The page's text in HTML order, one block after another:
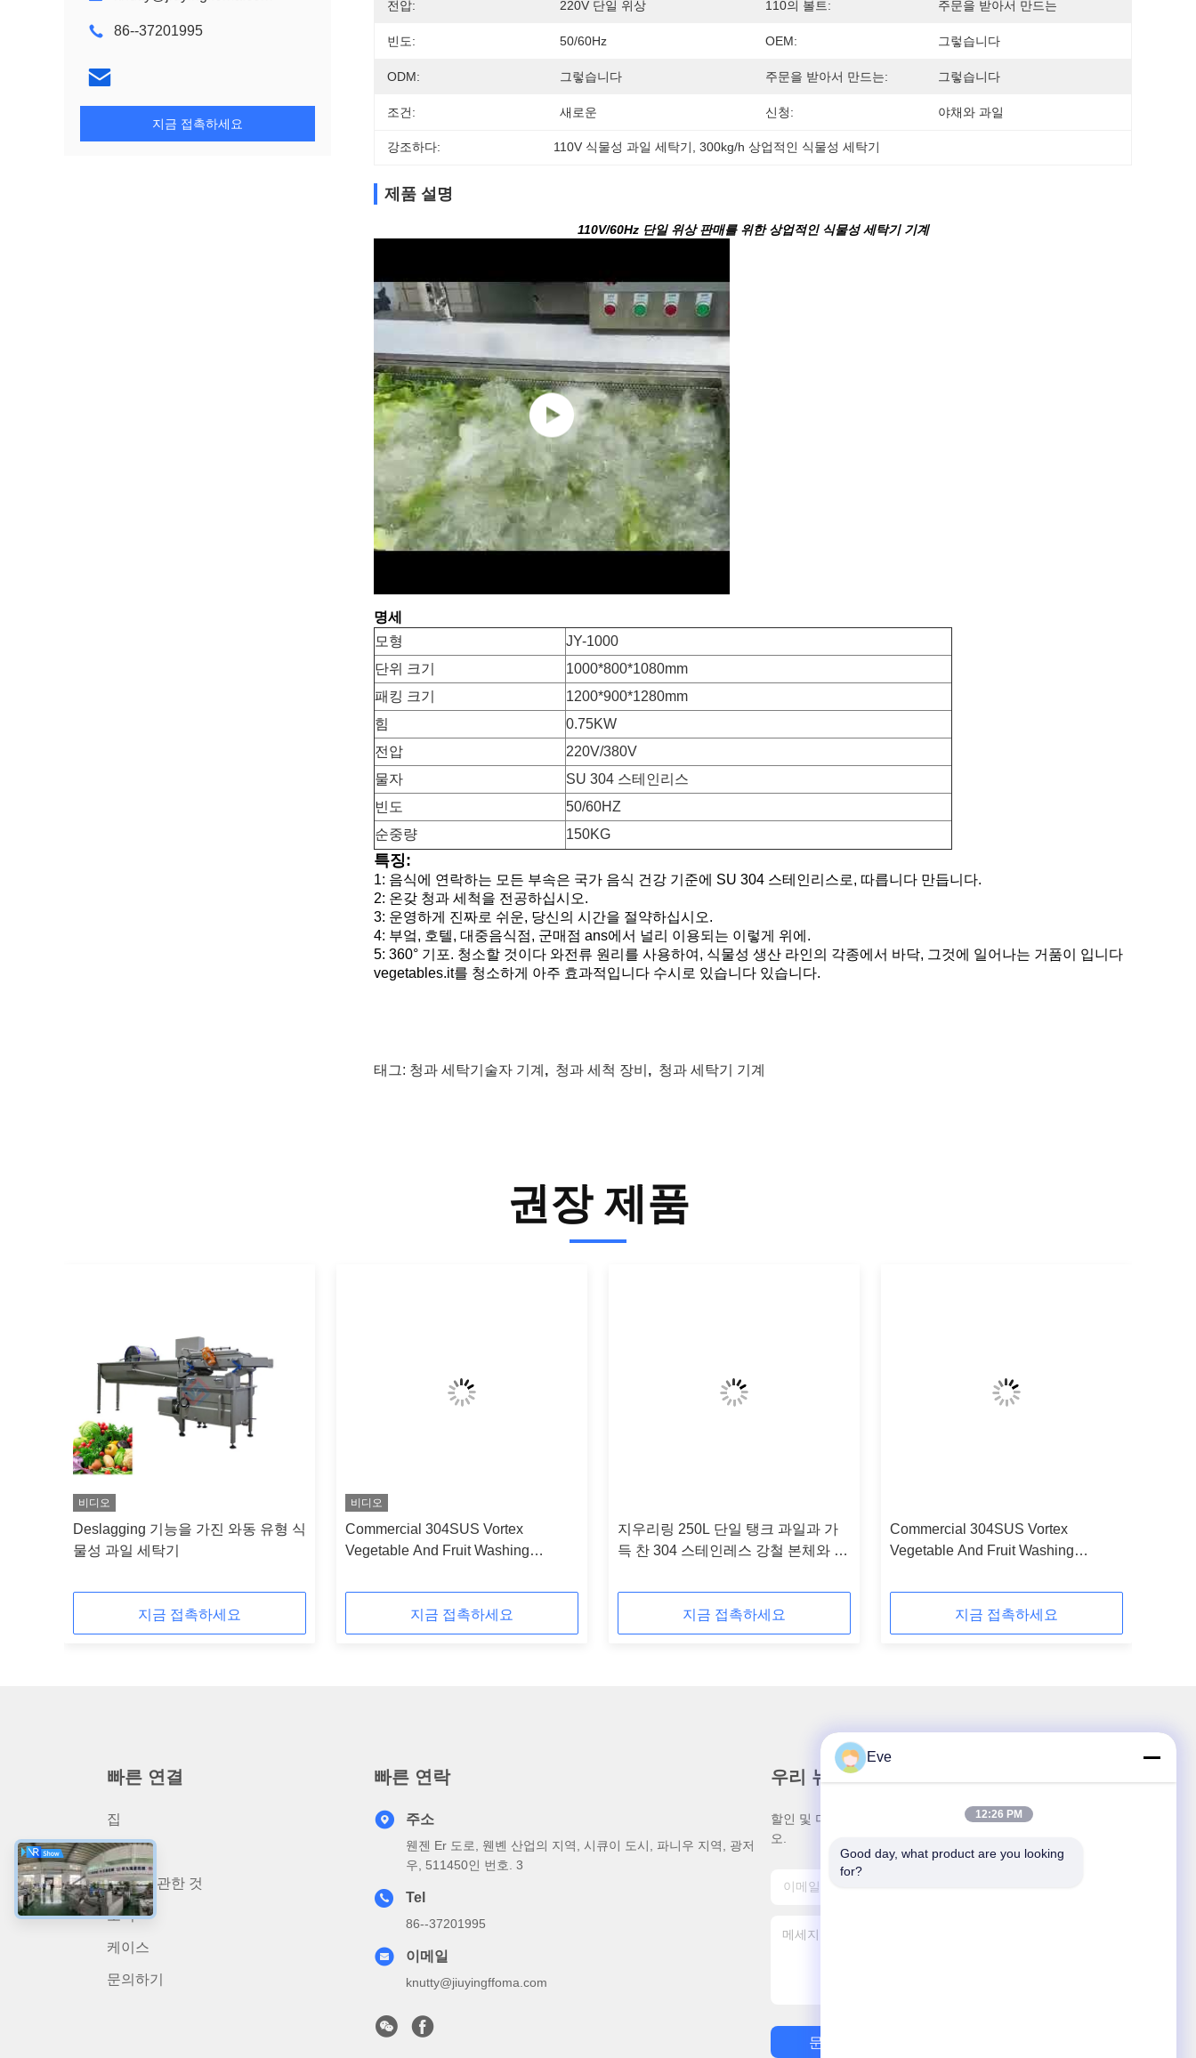
86--37201995
지금 접촉하세요
전압: 220V 단일 위상 110의 볼트: 주문을 받아서 만드는
빈도: 50/60Hz OEM: 그렇습니다
ODM: 그렇습니다 주문을 받아서 만드는: 그렇습니다
조건: 새로운 신청: 야채와 과일
강조하다: 110V 식물성 과일 세탁기 , 300kg/h 상업적인 식물성 세탁기
제품 설명
110V/60Hz 단일 위상 판매를 위한 상업적인 식물성 세탁기 기계
명세
모형
JY-1000
단위 크기
1000*800*1080mm
패킹 크기
1200*900*1280mm
힘
0.75KW
전압
220V/380V
물자
SU 304 스테인리스
빈도
50/60HZ
순중량
150KG
특징:
1: 음식에 연락하는 모든 부속은 국가 음식 건강 기준에 SU 304 스테인리스로, 따릅니다 만듭니다.
2: 온갖 청과 세척을 전공하십시오.
3: 운영하게 진짜로 쉬운, 당신의 시간을 절약하십시오.
4: 부엌, 호텔, 대중음식점, 군매점 ans에서 널리 이용되는 이렇게 위에.
5: 360° 기포. 청소할 것이다 와전류 원리를 사용하여, 식물성 생산 라인의 각종에서 바닥, 그것에 일어나는 거품이 입니다
vegetables.it를 청소하게 아주 효과적입니다 수시로 있습니다 있습니다.
태그: 청과 세탁기술자 기계 , 청과 세척 장비 , 청과 세탁기 기계
권장 제품
비디오
Deslagging 기능을 가진 와동 유형 식
물성 과일 세탁기
지금 접촉하세요
비디오
Commercial 304SUS Vortex
Vegetable And Fruit Washing
지금 접촉하세요
지우리링 250L 단일 탱크 과일과 가
득 찬 304 스테인레스 강철 본체와 야
지금 접촉하세요
Commercial 304SUS Vortex
Vegetable And Fruit Washing
지금 접촉하세요
빠른 연결
집
상품
우리 에 관한 것
소식
케이스
문의하기
빠른 연락
주소
웬젠 Er 도로, 웬볜 산업의 지역, 시큐이 도시, 파니우 지역, 광저
우, 511450인 번호. 3
Tel
86--37201995
이메일
knutty@jiuyingffoma.com
우리 뉴스레터
할인 및 더 많은 정보를 얻기 위해 뉴스레터에 가입하십시
오.
문의하기
Eve
12:26 PM
Good day, what product are you looking
for?